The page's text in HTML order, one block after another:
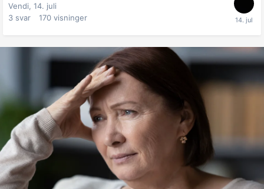
Vendi, 14. juli
3 svar 170 visninger